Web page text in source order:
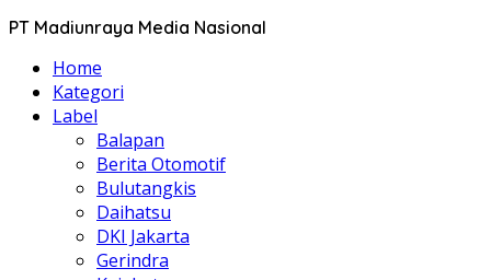
PT Madiunraya Media Nasional
Home
Kategori
Label
Balapan
Berita Otomotif
Bulutangkis
Daihatsu
DKI Jakarta
Gerindra